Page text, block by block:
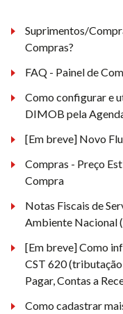
Suprimentos/
Compras?
FAQ - Painel de
Como configurar e
DIMOB pela
[Em breve] Novo
Compras - Preço
Compra
Notas Fiscais de
Ambiente Nacional
[Em breve] Como
CST 620
Pagar, Contas a
Como cadastrar